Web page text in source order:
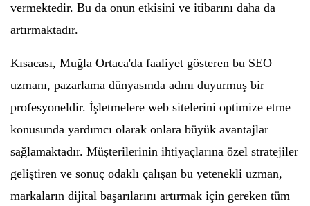
vermektedir. Bu da onun etkisini ve itibarını daha da
artırmaktadır.
Kısacası, Muğla Ortaca'da faaliyet gösteren bu SEO
uzmanı, pazarlama dünyasında adını duyurmuş bir
profesyoneldir. İşletmelere web sitelerini optimize etme
konusunda yardımcı olarak onlara büyük avantajlar
sağlamaktadır. Müşterilerinin ihtiyaçlarına özel stratejiler
geliştiren ve sonuç odaklı çalışan bu yetenekli uzman,
markaların dijital başarılarını artırmak için gereken tüm